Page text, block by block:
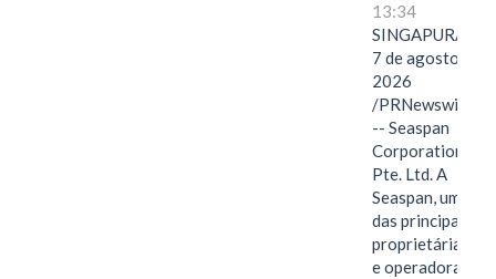
13:34
SINGAPURA,
7 de agosto de
2026
/PRNewswire/
-- Seaspan
Corporation
Pte. Ltd. A
Seaspan, uma
das principais
proprietárias
e operadoras